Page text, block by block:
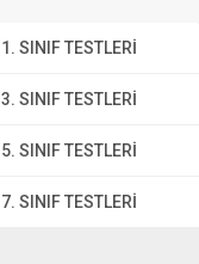
1. SINIF TESTLERI
3. SINIF TESTLERI
5. SINIF TESTLERI
7. SINIF TESTLERI